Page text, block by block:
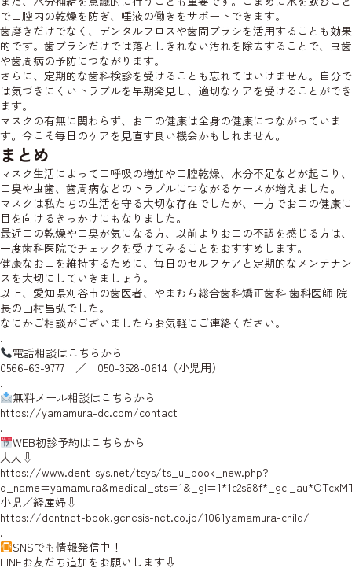
で口腔内の乾燥を防ぎ、唾液の働きをサポートできます。
歯磨きだけでなく、デンタルフロスや歯間ブラシを活用することも効果
的です。歯ブラシだけでは落としきれない汚れを除去することで、虫歯
や歯周病の予防につながります。
さらに、定期的な歯科検診を受けることも忘れてはいけません。自分で
は気づきにくいトラブルを早期発見し、適切なケアを受けることができ
ます。
マスクの有無に関わらず、お口の健康は全身の健康につながっていま
す。今こそ毎日のケアを見直す良い機会かもしれません。
まとめ
マスク生活によって口呼吸の増加や口腔乾燥、水分不足などが起こり、
口臭や虫歯、歯周病などのトラブルにつながるケースが増えました。
マスクは私たちの生活を守る大切な存在でしたが、一方でお口の健康に
目を向けるきっかけにもなりました。
最近口の乾燥や口臭が気になる方、以前よりお口の不調を感じる方は、
一度歯科医院でチェックを受けてみることをおすすめします。
健康なお口を維持するために、毎日のセルフケアと定期的なメンテナン
スを大切にしていきましょう。
以上、愛知県刈谷市の歯医者、やまむら総合歯科矯正歯科 歯科医師 院
長の山村昌弘でした。
なにかご相談がございましたらお気軽にご連絡ください。
.
電話相談はこちらから
0566-63-9777 ／ 050-3528-0614（小児用）
.
無料メール相談はこちらから
https://yamamura-dc.com/contact
.
WEB初診予約はこちらから
大人⇩
https://www.dent-sys.net/tsys/ts_u_book_new.php?
小児／経産婦⇩
https://dentnet-book.genesis-net.co.jp/1061yamamura-child/
.
SNSでも情報発信中！
LINEお友だち追加をお願いします⇩